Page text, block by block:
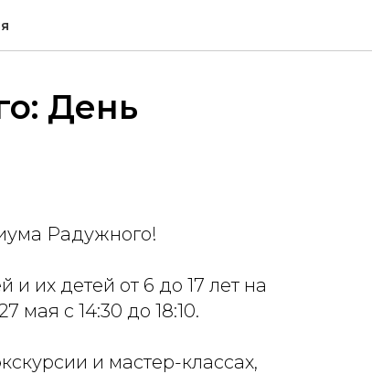
День
Радужного!
их детей от 6 до 17 лет на
мая с 14:30 до 18:10.
и мастер-классах,